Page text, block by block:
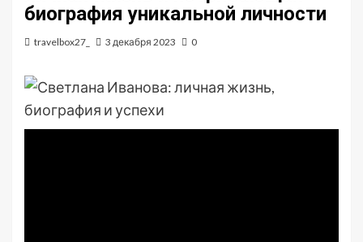
биография уникальной личности
travelbox27_ 3 декабря 2023 0